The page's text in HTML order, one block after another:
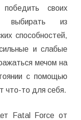
своих
выбирать из
способностей,
и слабые
мечом на
с помощью
что-то для себя.
Fatal Force от